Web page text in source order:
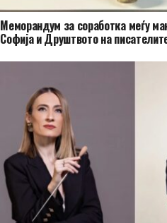
Меморандум за соработка меѓу
Софија и Друштвото на